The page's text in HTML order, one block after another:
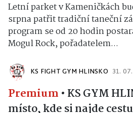
Letní parket v Kameničkách
srpna patřit tradiční taneční
program se od 20 hodin
Mogul Rock, pořadatelem...
KS FIGHT GYM HLINSKO 31.
Premium • KS GYM
místo, kde si najde